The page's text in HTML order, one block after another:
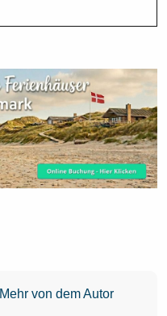
Mehr von dem Autor